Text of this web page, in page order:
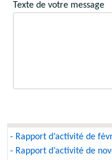
Texte de votre message
- Rapport d’activité de
- Rapport d’activité de